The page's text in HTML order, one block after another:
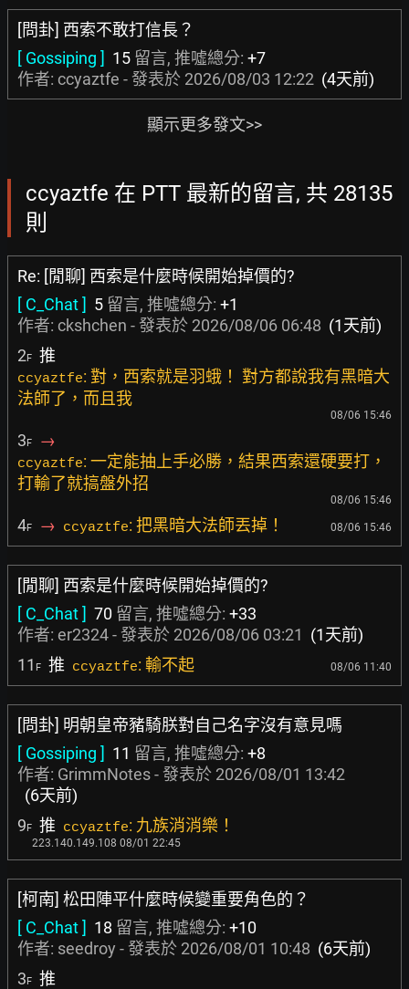
[問卦] 西索不敢打信長？
[ Gossiping ] 15 留言, 推噓總分: +7
作者: ccyaztfe - 發表於 2026/08/03 12:22 (4天前)
顯示更多發文>>
ccyaztfe 在 PTT 最新的留言, 共 28135
則
Re: [閒聊] 西索是什麼時候開始掉價的?
[ C_Chat ] 5 留言, 推噓總分: +1
作者: ckshchen - 發表於 2026/08/06 06:48 (1天前)
2F 推
ccyaztfe: 對，西索就是羽蛾！ 對方都說我有黑暗大
法師了，而且我
08/06 15:46
3F →
ccyaztfe: 一定能抽上手必勝，結果西索還硬要打，
打輸了就搞盤外招
08/06 15:46
4F → ccyaztfe: 把黑暗大法師丟掉！ 08/06 15:46
[閒聊] 西索是什麼時候開始掉價的?
[ C_Chat ] 70 留言, 推噓總分: +33
作者: er2324- 發表於 2026/08/06 03:21 (1天前)
11 F 推 ccyaztfe: 輸不起 08/06 11:40
[問卦] 明朝皇帝豬騎朕對自己名字沒有意見嗎
[ Gossiping ] 11 留言, 推噓總分: +8
作者: GrimmNotes- 發表於 2026/08/01 13:42
(6天前)
9F 推 ccyaztfe: 九族消消樂！
223.140.149.108 08/01 22:45
[柯南] 松田陣平什麼時候變重要角色的？
[ C_Chat ] 18 留言, 推噓總分: +10
作者: seedroy - 發表於 2026/08/01 10:48 (6天前)
3F 推